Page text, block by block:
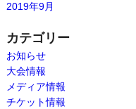
2019年9月
カテゴリー
お知らせ
大会情報
メディア情報
チケット情報